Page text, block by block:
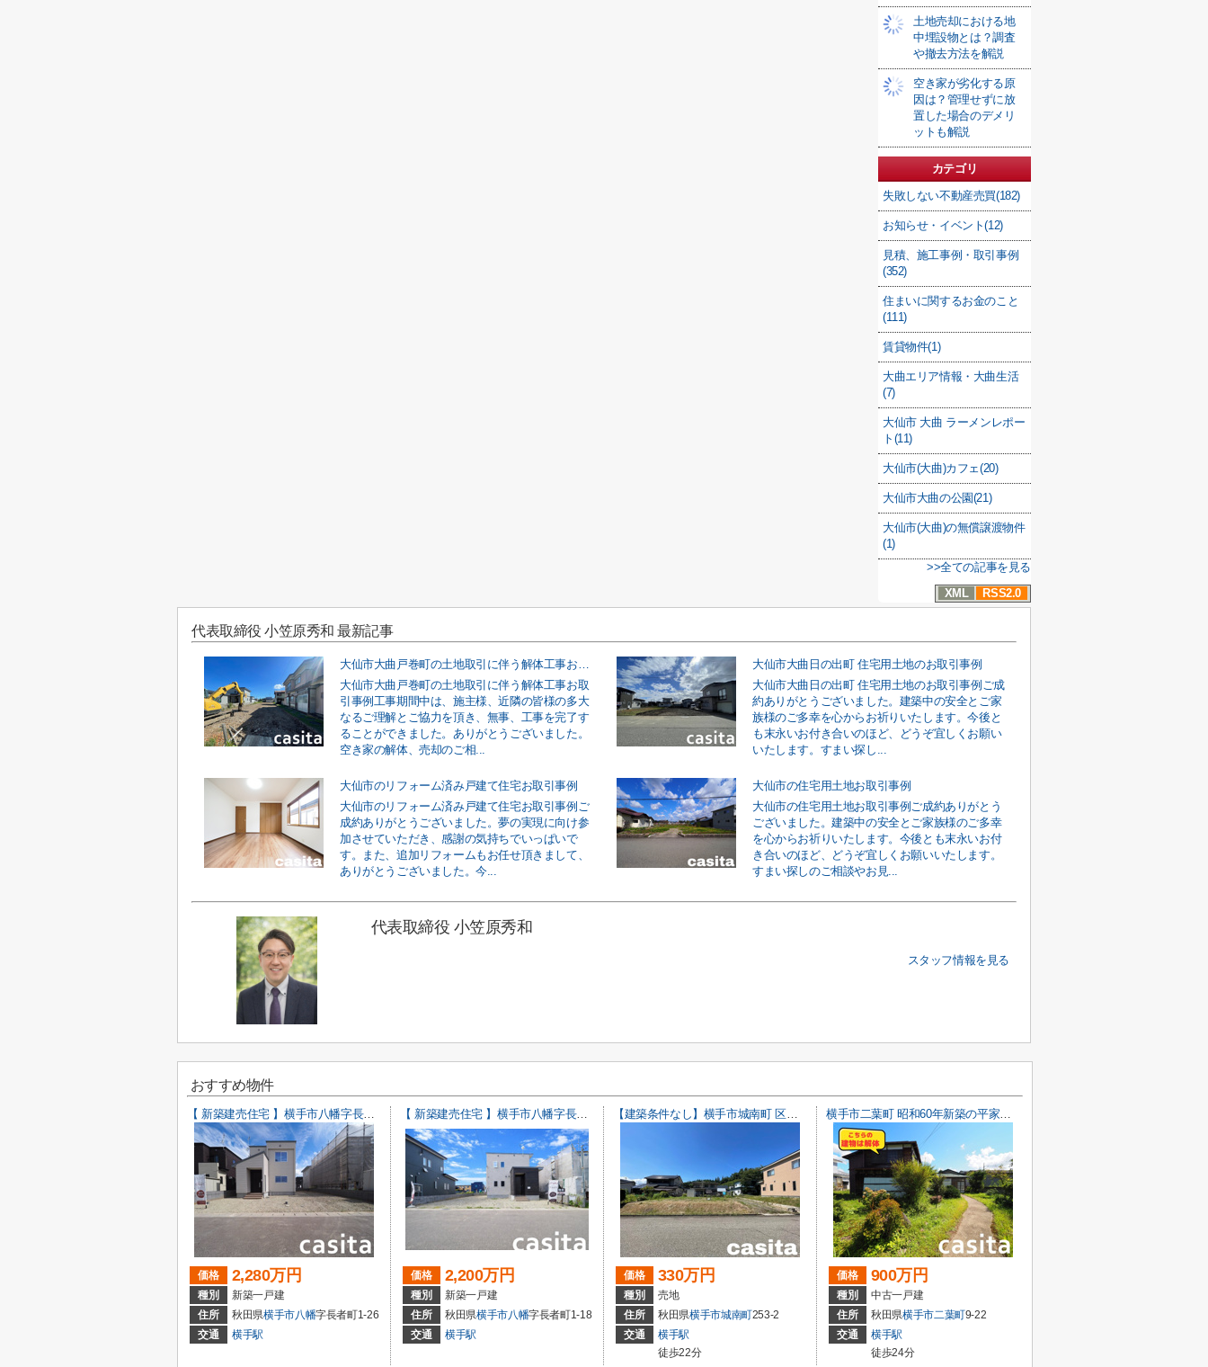
土地売却における地
中埋設物とは？調査
や撤去方法を解説
空き家が劣化する原
因は？管理せずに放
置した場合のデメリ
ットも解説
カテゴリ
失敗しない不動産売買(182)
お知らせ・イベント(12)
見積、施工事例・取引事例
(352)
住まいに関するお金のこと
(111)
賃貸物件(1)
大曲エリア情報・大曲生活
(7)
大仙市 大曲 ラーメンレポー
ト(11)
大仙市(大曲)カフェ(20)
大仙市大曲の公園(21)
大仙市(大曲)の無償譲渡物件
(1)
>>全ての記事を見る
XML
RSS2.0
代表取締役 小笠原秀和 最新記事
大仙市大曲戸巻町の土地取引に伴う解体工事お取引事例
大仙市大曲戸巻町の土地取引に伴う解体工事お取
引事例工事期間中は、施主様、近隣の皆様の多大
なるご理解とご協力を頂き、無事、工事を完了す
ることができました。ありがとうございました。
空き家の解体、売却のご相...
大仙市大曲日の出町 住宅用土地のお取引事例
大仙市大曲日の出町 住宅用土地のお取引事例ご成
約ありがとうございました。建築中の安全とご家
族様のご多幸を心からお祈りいたします。今後と
も末永いお付き合いのほど、どうぞ宜しくお願い
いたします。すまい探し...
大仙市のリフォーム済み戸建て住宅お取引事例
大仙市のリフォーム済み戸建て住宅お取引事例ご
成約ありがとうございました。夢の実現に向け参
加させていただき、感謝の気持ちでいっぱいで
す。また、追加リフォームもお任せ頂きまして、
ありがとうございました。今...
大仙市の住宅用土地お取引事例
大仙市の住宅用土地お取引事例ご成約ありがとう
ございました。建築中の安全とご家族様のご多幸
を心からお祈りいたします。今後とも末永いお付
き合いのほど、どうぞ宜しくお願いいたします。
すまい探しのご相談やお見...
代表取締役 小笠原秀和
スタッフ情報を見る
おすすめ物件
【 新築建売住宅 】横手市八幡字長者町No58 横手北小学校区のオール電化 4LDK
価格 2,280万円
種別
新築一戸建
住所
秋田県横手市八幡字長者町1-26
交通
横手駅
【 新築建売住宅 】横手市八幡字長者町No50 横手北小学校区のオール電化 3LDK
価格 2,200万円
種別
新築一戸建
住所
秋田県横手市八幡字長者町1-18
交通
横手駅
【建築条件なし】横手市城南町 区画の整った住宅街の南東向き物件 82.13坪 住宅用地
価格 330万円
種別
売地
住所
秋田県横手市城南町253-2
交通
横手駅
徒歩22分
価格 900万円
種別
中古一戸建
住所
秋田県横手市二葉町9-22
交通
横手駅
徒歩24分